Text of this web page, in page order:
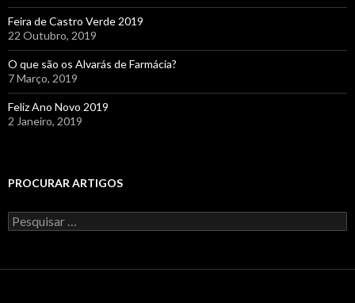
Feira de Castro Verde 2019
22 Outubro, 2019
O que são os Alvarás de Farmácia?
7 Março, 2019
Feliz Ano Novo 2019
2 Janeiro, 2019
PROCURAR ARTIGOS
Pesquisar
por: